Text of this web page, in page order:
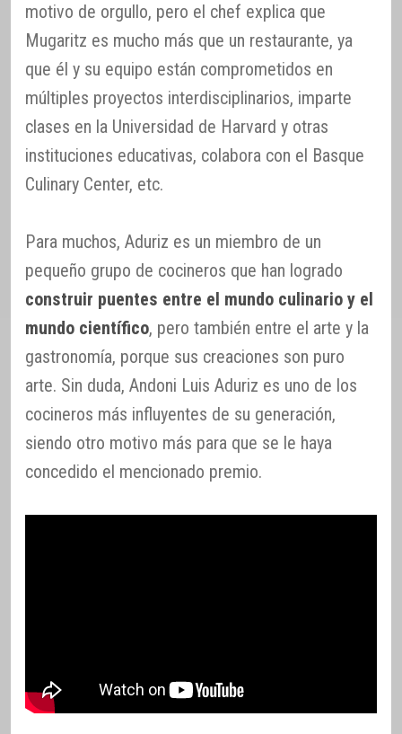
motivo de orgullo, pero el chef explica que
Mugaritz es mucho más que un restaurante, ya
que él y su equipo están comprometidos en
múltiples proyectos interdisciplinarios, imparte
clases en la Universidad de Harvard y otras
instituciones educativas, colabora con el Basque
Culinary Center, etc.
Para muchos, Aduriz es un miembro de un
pequeño grupo de cocineros que han logrado
construir puentes entre el mundo culinario y el
mundo científico, pero también entre el arte y la
gastronomía, porque sus creaciones son puro
arte. Sin duda, Andoni Luis Aduriz es uno de los
cocineros más influyentes de su generación,
siendo otro motivo más para que se le haya
concedido el mencionado premio.